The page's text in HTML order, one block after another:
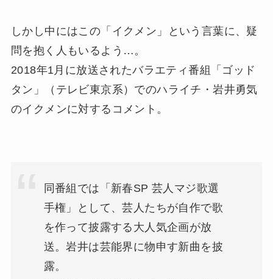
しかし中にはこの「イクメン」という言葉に、疑
問を抱く人もいるよう…。
2018年1月に放送されたバラエティ番組「ゴッド
タン」（テレビ東京系）でのハライチ・岩井勇気
のイクメンに対するコメント。
同番組では「新春SP 芸人マジ歌選
手権」として、芸人たちが自作で歌
を作って披露する大人気企画が放
送。岩井は芸能界に物申す新曲を披
露。